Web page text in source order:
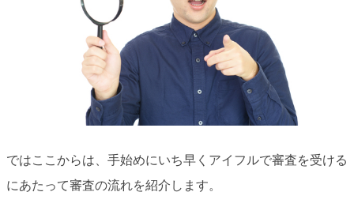
ではここからは、手始めにいち早くアイフルで審査を受ける
にあたって審査の流れを紹介します。